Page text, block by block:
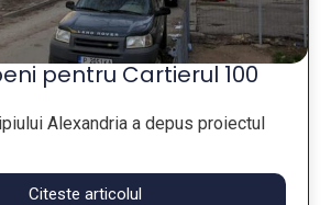
pentru Cartierul 100
Alexandria a depus proiectul
Citeste articolul